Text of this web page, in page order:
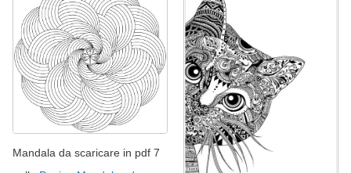
Mandala da scaricare in pdf 7